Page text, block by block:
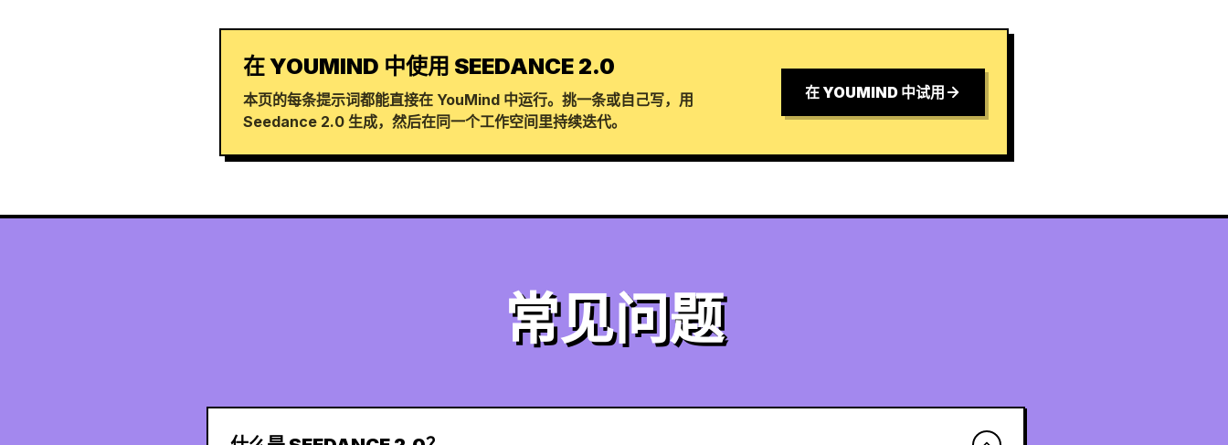
在 YOUMIND 中使用 SEEDANCE 2.0
本页的每条提示词都能直接在 YouMind 中运行。挑一条或自己写，用
Seedance 2.0 生成，然后在同一个工作空间里持续迭代。
在 YOUMIND 中试用
常见问题